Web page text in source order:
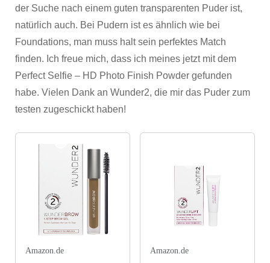
der Suche nach einem guten transparenten Puder ist,
natürlich auch. Bei Pudern ist es ähnlich wie bei
Foundations, man muss halt sein perfektes Match
finden. Ich freue mich, dass ich meines jetzt mit dem
Perfect Selfie – HD Photo Finish Powder gefunden
habe. Vielen Dank an Wunder2, die mir das Puder zum
testen zugeschickt haben!
Amazon.de Amazon.de